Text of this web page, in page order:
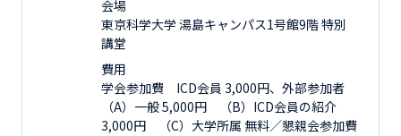
会場
東京科学大学 湯島キャンパス1号館9階 特別
講堂
費用
学会参加費 ICD会員 3,000円、外部参加者
（A）一般 5,000円 （B）ICD会員の紹介
3,000円 （C）大学所属 無料／懇親会参加費